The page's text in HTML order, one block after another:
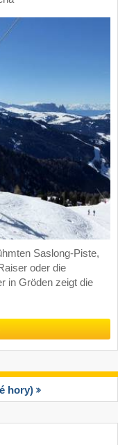
Saslong-Piste,
oder die
in Gröden zeigt die
hory)